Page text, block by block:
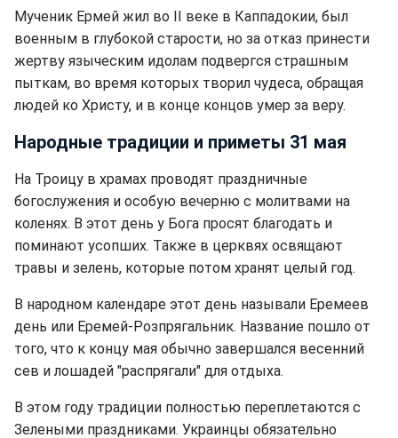
Мученик Ермей жил во II веке в Каппадокии, был
военным в глубокой старости, но за отказ принести
жертву языческим идолам подвергся страшным
пыткам, во время которых творил чудеса, обращая
людей ко Христу, и в конце концов умер за веру.
Народные традиции и приметы 31 мая
На Троицу в храмах проводят праздничные
богослужения и особую вечерню с молитвами на
коленях. В этот день у Бога просят благодать и
поминают усопших. Также в церквях освящают
травы и зелень, которые потом хранят целый год.
В народном календаре этот день называли Еремеев
день или Еремей-Розпрягальник. Название пошло от
того, что к концу мая обычно завершался весенний
сев и лошадей "распрягали" для отдыха.
В этом году традиции полностью переплетаются с
Зелеными праздниками. Украинцы обязательно